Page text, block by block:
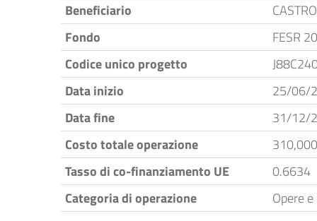
Beneficiario
Fondo
FESR
Codice unico progetto
Data inizio
25/06/
Data fine
31/12/
Costo totale operazione
Tasso di co-finanziamento UE
0.6634
Categoria di operazione
Opere